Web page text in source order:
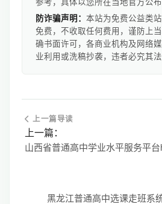
参考，具体以您所在当地官方公布
防诈骗声明： 本站为免费公益类
免费，不收取任何费用，谨防上
确书面许可，各商业机构及网络
业利用或洗稿抄袭，违者必究其法
上一篇导读
上一篇：
黑龙江普通高中选课走班系